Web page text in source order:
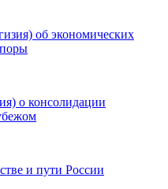
об экономических
о консолидации
и пути России